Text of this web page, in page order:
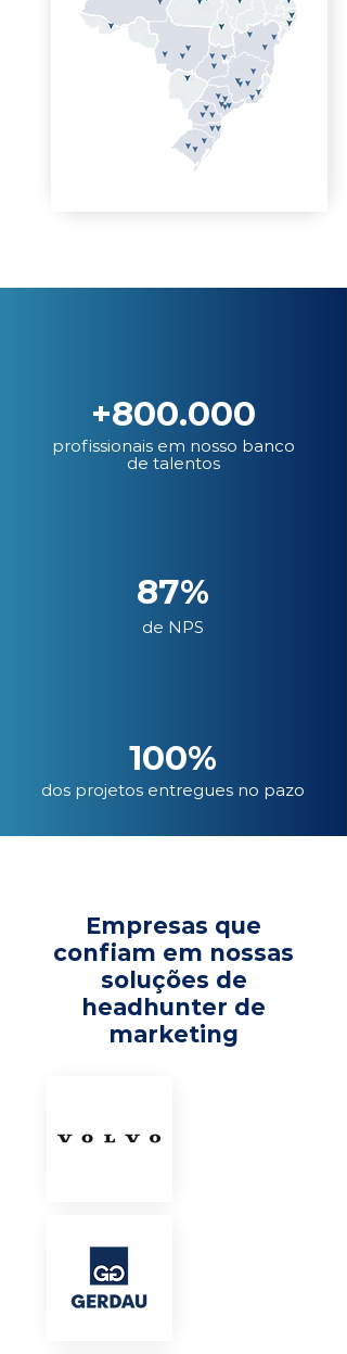
+800.000
profissionais em nosso banco
de talentos
87%
de NPS
100%
dos projetos entregues no pazo
Empresas que
confiam em nossas
soluções de
headhunter de
marketing